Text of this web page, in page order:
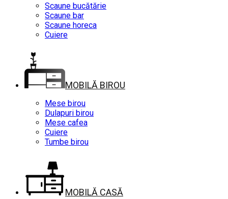
Scaune bucătărie
Scaune bar
Scaune horeca
Cuiere
MOBILĂ BIROU
Mese birou
Dulapuri birou
Mese cafea
Cuiere
Tumbe birou
MOBILĂ CASĂ